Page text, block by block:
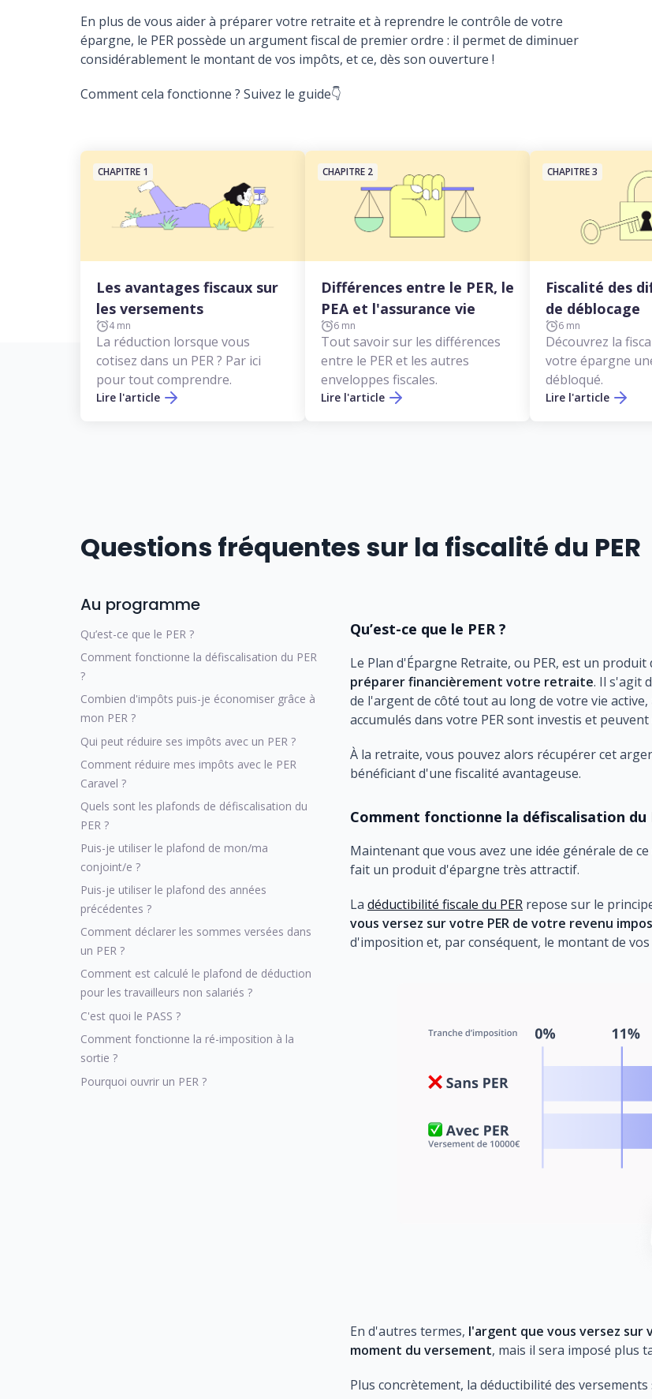
En plus de vous aider à préparer votre retraite et à reprendre le contrôle de votre
épargne, le PER possède un argument fiscal de premier ordre : il permet de diminuer
considérablement le montant de vos impôts, et ce, dès son ouverture !
Comment cela fonctionne ? Suivez le guide👇
CHAPITRE 1
Les avantages fiscaux sur
les versements
4 mn
La réduction lorsque vous
cotisez dans un PER ? Par ici
pour tout comprendre.
Lire l'article
CHAPITRE 2
Différences entre le PER, le
PEA et l'assurance vie
6 mn
Tout savoir sur les différences
entre le PER et les autres
enveloppes fiscales.
Lire l'article
CHAPITRE 3
Fiscalité des
de déblocage
6 mn
Découvrez la
votre épargne
débloqué.
Lire l'article
Questions fréquentes sur la fiscalité du PER
Au programme
Qu’est-ce que le PER ?
Comment fonctionne la défiscalisation du PER
?
Combien d'impôts puis-je économiser grâce à
mon PER ?
Qui peut réduire ses impôts avec un PER ?
Comment réduire mes impôts avec le PER
Caravel ?
Quels sont les plafonds de défiscalisation du
PER ?
Puis-je utiliser le plafond de mon/ma
conjoint/e ?
Puis-je utiliser le plafond des années
précédentes ?
Comment déclarer les sommes versées dans
un PER ?
Comment est calculé le plafond de déduction
pour les travailleurs non salariés ?
C'est quoi le PASS ?
Comment fonctionne la ré-imposition à la
sortie ?
Pourquoi ouvrir un PER ?
Qu’est-ce que le PER ?
Le Plan d'Épargne Retraite, ou PER, est un
préparer financièrement votre retraite. Il s'agit
de l'argent de côté tout au long de votre vie active,
accumulés dans votre PER sont investis et
À la retraite, vous pouvez alors récupérer cet
bénéficiant d'une fiscalité avantageuse.
Comment fonctionne la défiscalisation du
Maintenant que vous avez une idée générale de
fait un produit d'épargne très attractif.
La déductibilité fiscale du PER repose sur le
vous versez sur votre PER de votre revenu
d'imposition et, par conséquent, le montant de
En d'autres termes, l'argent que vous versez sur
moment du versement, mais il sera imposé plus
Plus concrètement, la déductibilité des